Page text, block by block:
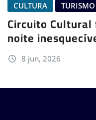
CULTURA TURISMO
Circuito
noite
8 jun, 2026